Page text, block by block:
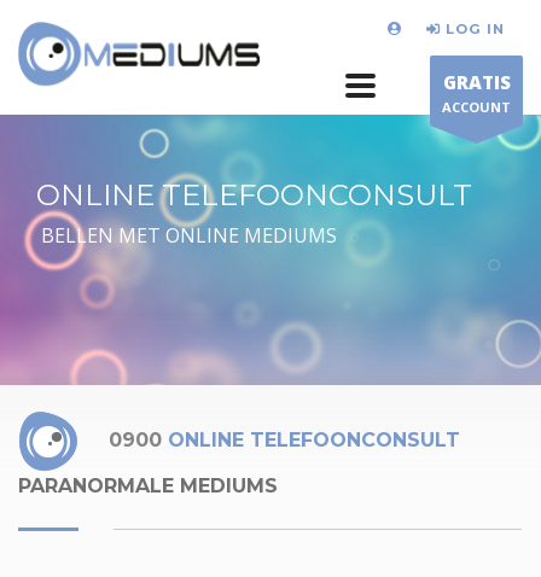
LOG IN
GRATIS
ACCOUNT
ONLINE TELEFOONCONSULT
BELLEN MET ONLINE MEDIUMS
0900 ONLINE TELEFOONCONSULT
PARANORMALE MEDIUMS